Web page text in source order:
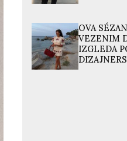
OVA
VEZENIM
IZGLEDA